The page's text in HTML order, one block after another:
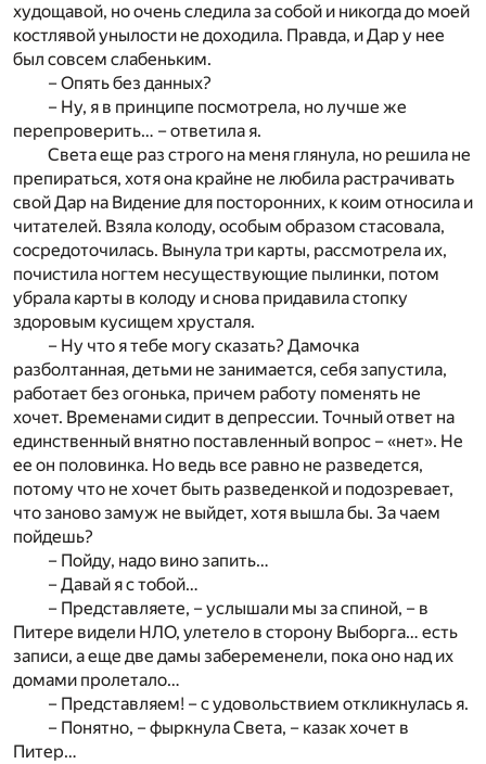
худощавой, но очень следила за собой и никогда до моей
костлявой унылости не доходила. Правда, и Дар у нее
был совсем слабеньким.
– Опять без данных?
– Ну, я в принципе посмотрела, но лучше же
перепроверить… – ответила я.
Света еще раз строго на меня глянула, но решила не
препираться, хотя она крайне не любила растрачивать
свой Дар на Видение для посторонних, к коим относила и
читателей. Взяла колоду, особым образом стасовала,
сосредоточилась. Вынула три карты, рассмотрела их,
почистила ногтем несуществующие пылинки, потом
убрала карты в колоду и снова придавила стопку
здоровым кусищем хрусталя.
– Ну что я тебе могу сказать? Дамочка
разболтанная, детьми не занимается, себя запустила,
работает без огонька, причем работу поменять не
хочет. Временами сидит в депрессии. Точный ответ на
единственный внятно поставленный вопрос – «нет». Не
ее он половинка. Но ведь все равно не разведется,
потому что не хочет быть разведенкой и подозревает,
что заново замуж не выйдет, хотя вышла бы. За чаем
пойдешь?
– Пойду, надо вино запить…
– Давай я с тобой…
– Представляете, – услышали мы за спиной, – в
Питере видели НЛО, улетело в сторону Выборга… есть
записи, а еще две дамы забеременели, пока оно над их
домами пролетало…
– Представляем! – с удовольствием откликнулась я.
– Понятно, – фыркнула Света, – казак хочет в
Питер…